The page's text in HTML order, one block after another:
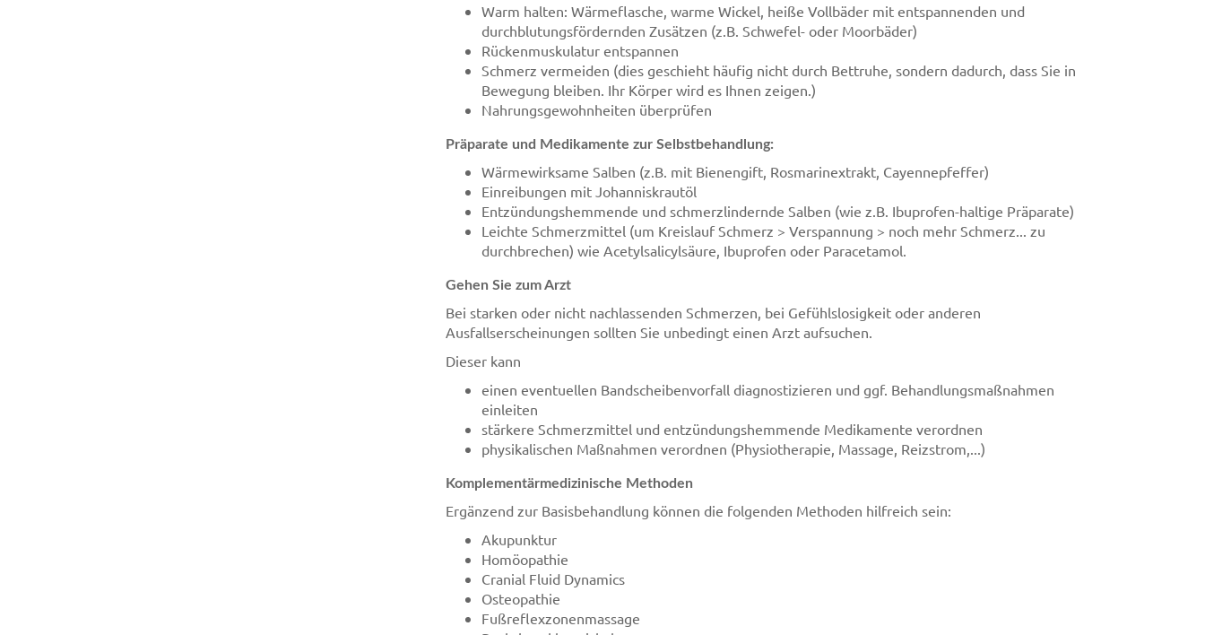
Warm halten: Wärmeflasche, warme Wickel, heiße Vollbäder mit entspannenden und
durchblutungsfördernden Zusätzen (z.B. Schwefel- oder Moorbäder)
Rückenmuskulatur entspannen
Schmerz vermeiden (dies geschieht häufig nicht durch Bettruhe, sondern dadurch, dass Sie in
Bewegung bleiben. Ihr Körper wird es Ihnen zeigen.)
Nahrungsgewohnheiten überprüfen
Präparate und Medikamente zur Selbstbehandlung:
Wärmewirksame Salben (z.B. mit Bienengift, Rosmarinextrakt, Cayennepfeffer)
Einreibungen mit Johanniskrautöl
Entzündungshemmende und schmerzlindernde Salben (wie z.B. Ibuprofen-haltige Präparate)
Leichte Schmerzmittel (um Kreislauf Schmerz > Verspannung > noch mehr Schmerz... zu
durchbrechen) wie Acetylsalicylsäure, Ibuprofen oder Paracetamol.
Gehen Sie zum Arzt
Bei starken oder nicht nachlassenden Schmerzen, bei Gefühlslosigkeit oder anderen
Ausfallserscheinungen sollten Sie unbedingt einen Arzt aufsuchen.
Dieser kann
einen eventuellen Bandscheibenvorfall diagnostizieren und ggf. Behandlungsmaßnahmen
einleiten
stärkere Schmerzmittel und entzündungshemmende Medikamente verordnen
physikalischen Maßnahmen verordnen (Physiotherapie, Massage, Reizstrom,...)
Komplementärmedizinische Methoden
Ergänzend zur Basisbehandlung können die folgenden Methoden hilfreich sein:
Akupunktur
Homöopathie
Cranial Fluid Dynamics
Osteopathie
Fußreflexzonenmassage